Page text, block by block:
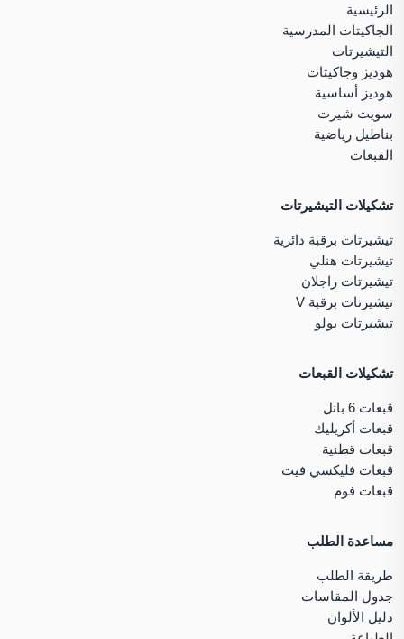
الرئيسية
الجاكيتات المدرسية
التيشيرتات
هوديز وجاكيتات
هوديز أساسية
سويت شيرت
بناطيل رياضية
القبعات
تشكيلات التيشيرتات
تيشيرتات برقبة دائرية
تيشيرتات هنلي
تيشيرتات راجلان
تيشيرتات برقبة V
تيشيرتات بولو
تشكيلات القبعات
قبعات 6 بانل
قبعات أكريليك
قبعات قطنية
قبعات فليكسي فيت
قبعات فوم
مساعدة الطلب
طريقة الطلب
جدول المقاسات
دليل الألوان